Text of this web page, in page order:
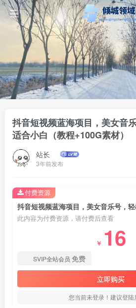
抖音短视频蓝海项目，美女音
适合小白（教程+100G素材）
站长
3年前发布
此内容为付费资源，请付费后查看
￥ 16
SVIP全站会员 免费
立即购买
您当前未登录！建议登
付费资源